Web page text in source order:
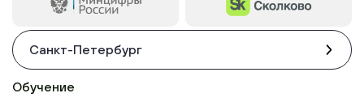
Санкт-Петербург
Обучение